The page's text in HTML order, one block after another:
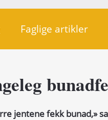
Faglige artikler
jentene fekk bunad,»